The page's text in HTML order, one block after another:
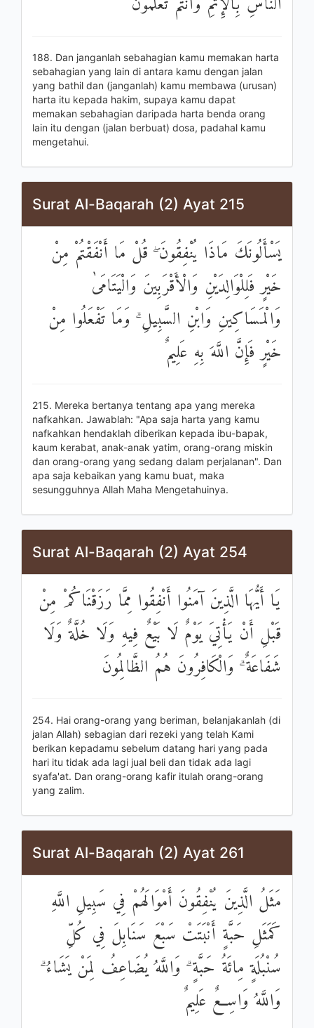
188. Dan janganlah sebahagian kamu memakan harta
sebahagian yang lain di antara kamu dengan jalan
yang bathil dan (janganlah) kamu membawa (urusan)
harta itu kepada hakim, supaya kamu dapat
memakan sebahagian daripada harta benda orang
lain itu dengan (jalan berbuat) dosa, padahal kamu
mengetahui.
Surat Al-Baqarah (2) Ayat 215
يَسْأَلُونَكَ مَاذَا يُنْفِقُونَ ۖ قُلْ مَا أَنْفَقْتُمْ مِنْ
خَيْرٍ فَلِلْوَالِدَيْنِ وَالْأَقْرَبِينَ وَالْيَتَامَىٰ
وَالْمَسَاكِينِ وَابْنِ السَّبِيلِ ۗ وَمَا تَفْعَلُوا مِنْ
خَيْرٍ فَإِنَّ اللَّهَ بِهِ عَلِيمٌ
215. Mereka bertanya tentang apa yang mereka
nafkahkan. Jawablah: "Apa saja harta yang kamu
nafkahkan hendaklah diberikan kepada ibu-bapak,
kaum kerabat, anak-anak yatim, orang-orang miskin
dan orang-orang yang sedang dalam perjalanan". Dan
apa saja kebaikan yang kamu buat, maka
sesungguhnya Allah Maha Mengetahuinya.
Surat Al-Baqarah (2) Ayat 254
يَا أَيُّهَا الَّذِينَ آمَنُوا أَنْفِقُوا مِمَّا رَزَقْنَاكُمْ مِنْ
قَبْلِ أَنْ يَأْتِيَ يَوْمٌ لَا بَيْعٌ فِيهِ وَلَا خُلَّةٌ وَلَا
شَفَاعَةٌ ۗ وَالْكَافِرُونَ هُمُ الظَّالِمُونَ
254. Hai orang-orang yang beriman, belanjakanlah (di
jalan Allah) sebagian dari rezeki yang telah Kami
berikan kepadamu sebelum datang hari yang pada
hari itu tidak ada lagi jual beli dan tidak ada lagi
syafa'at. Dan orang-orang kafir itulah orang-orang
yang zalim.
Surat Al-Baqarah (2) Ayat 261
مَثَلُ الَّذِينَ يُنْفِقُونَ أَمْوَالَهُمْ فِي سَبِيلِ اللَّهِ
كَمَثَلِ حَبَّةٍ أَنْبَتَتْ سَبْعَ سَنَابِلَ فِي كُلِّ
سُنْبُلَةٍ مِائَةُ حَبَّةٍ ۗ وَاللَّهُ يُضَاعِفُ لِمَنْ يَشَاءُ ۗ
وَاللَّهُ وَاسِعٌ عَلِيمٌ